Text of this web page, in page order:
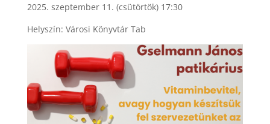
2025. szeptember 11. (csütörtök) 17:30
Helyszín: Városi Könyvtár Tab